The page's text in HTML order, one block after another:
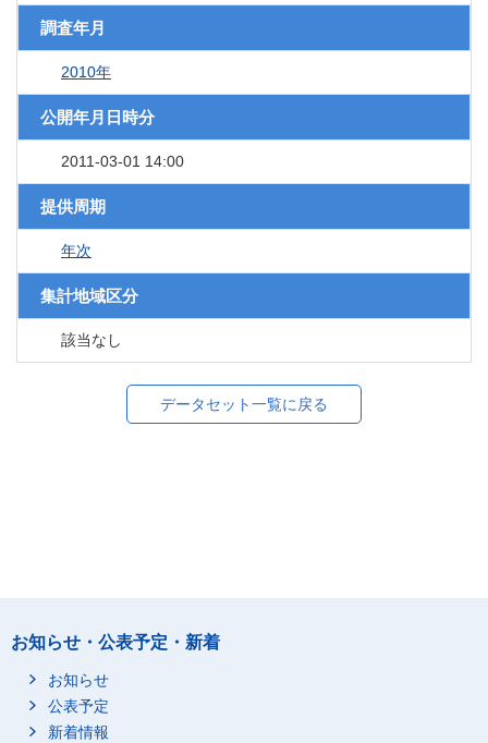
調査年月
2010年
公開年月日時分
2011-03-01 14:00
提供周期
年次
集計地域区分
該当なし
データセット一覧に戻る
お知らせ・公表予定・新着
お知らせ
公表予定
新着情報